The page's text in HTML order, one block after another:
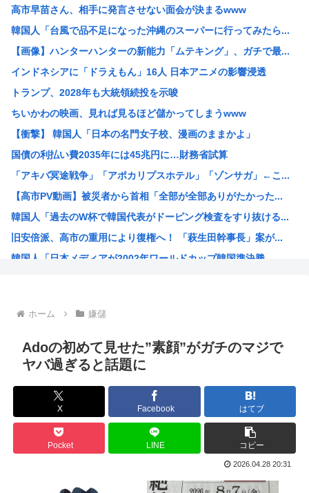
KーPOPアイドル、「BABYMONSTER」「ILLI...
【画像】久保πボインボイン
ドイツ、猛暑による死者が9600人に
【NASA開発】3,980円の冷感ポンチョ、-15℃の謳...
【悲報】わいの婚約者の実家、キチゲエすぎて破談寸前
【イオンモール熊本】 一転して話が変わってくる「従業員の...
人んちで宅飲みワイ「ゴムある？」家主の女さん「はぁ？！」...
世界のケイスケ・ホンダ「ラーメン700円は安すぎる！20...
【悲報】人気アニメ「メイドインアビス」、主題歌にVTub...
【緊急高市速報】ガス警報器、受注停止。
【熊本地震】イオンモール熊本 従業員の避難誘導で、社内規...
わいせつな行為疑いで逮捕 エジプト国籍の男性を不起訴処分...
高市早苗さん、相手に発言させない面会が決まるwww
韓国人「台風で品不足になった沖縄のスーパーに行ってみたら...
【画像】ハンターハンターの新能力「ムテキング」、ガチで最...
インドネシアに「ドラえもん」16人 日本アニメの影響浸透
トランプ、2028年も大統領続投を示唆
ちいかわの映画、見れば見るほど儲かってしまうwww
【衝撃】 韓国人「日本の名門女子校、漫画のままかよ」
国債の利払い費2035年には45兆円に…財務省試算
「アキバ冥途戦争」「アポカリプスホテル」「ゾンサガ」←こ...
【高市PV動画】被災者から首相「全部が全部ありがたかった...
韓国人「過去のW杯で韓国代表がドーピング検査をすり抜ける...
旧安倍派、高市の重用により復権へ！ 「萩生田幹事長」案が...
韓国人「日本メディアが2002年ワールドカップ韓国準決勝...
15歳少女に性的暴行した54歳、明らかにケンモメン
【海外の反応】 アルゼンチン協会、FIFA会長に確固たる...
ジャンポケ斉藤の弁護士「ロケバスには運転手いた。常識的に...
ジョジョ3部のスタンド、パワーが色々おかしいwww
高市早苗が全裸でガニ股オ●ニーしてる動画 or 高市早苗...
海外「日本人はなんて気高いんだ！」 英高級紙も驚愕した極...
海外「子宮頸部には神経がないので痛みは感じませんよ」医者...
【愛知・長久手市】ジブリパークに新施設誕生へ 「風の谷の...
ホーム 嫌儲
Adoの初めて見せた”素顔”がガチのマジで
ヤバ過ぎると話題に
X Facebook はてブ
Pocket LINE コピー
2026.04.28 20:31